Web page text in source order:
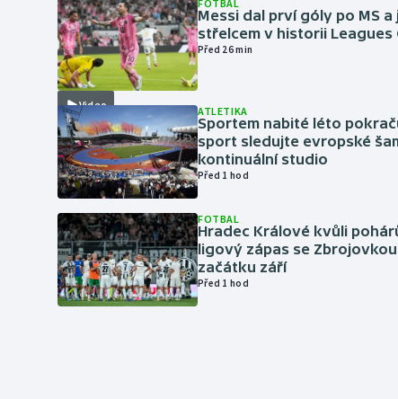
Video
FOTBAL
Messi dal prví góly po MS a
střelcem v historii Leagues
Před 26 min
ATLETIKA
Sportem nabité léto
sport sledujte evropské
kontinuální studio
Před 1 hod
FOTBAL
Hradec Králové kvůli
ligový zápas se Zbrojovkou
začátku září
Před 1 hod